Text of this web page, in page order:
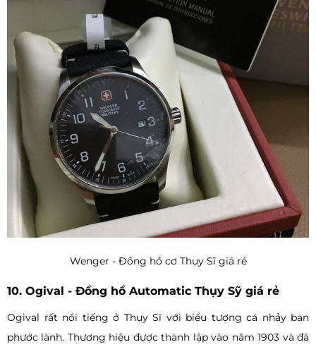
Wenger - Đồng hồ cơ Thụy Sĩ giá rẻ
10. Ogival - Đồng hồ Automatic Thụy Sỹ giá rẻ
Ogival rất nổi tiếng ở Thụy Sĩ với biểu tượng cá nhảy ban
phước lành. Thương hiệu được thành lập vào năm 1903 và đã